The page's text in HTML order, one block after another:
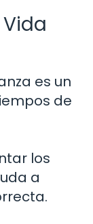
es un
de
los
a